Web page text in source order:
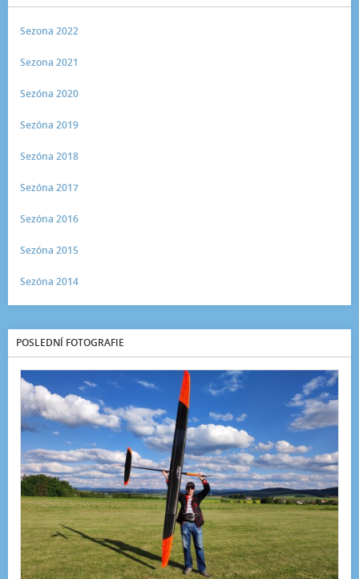
Sezona 2022
Sezona 2021
Sezóna 2020
Sezóna 2019
Sezóna 2018
Sezóna 2017
Sezóna 2016
Sezóna 2015
Sezóna 2014
POSLEDNÍ FOTOGRAFIE